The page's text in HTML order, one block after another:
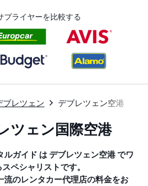
プライヤーを比較する
ブレツェン デブレツェン空港
ツェン国際空港
ルガイド はデブレツェン空港でワ
ペシャリストです。
流のレンタカー代理店の料金をお